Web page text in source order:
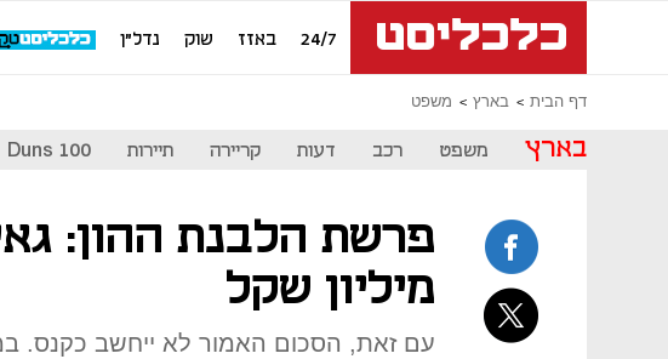
24/7 באזז שוק נדל"ן
דף הבית בארץ משפט
בארץ משפט רכב דעות קריירה תיירות Duns 100
מיליון שקל
עם זאת, הסכום האמור לא ייחשב כקנס.